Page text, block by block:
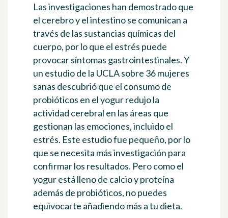
Las investigaciones han demostrado que
el cerebro y el intestino se comunican a
través de las sustancias químicas del
cuerpo, por lo que el estrés puede
provocar síntomas gastrointestinales. Y
un estudio de la UCLA sobre 36 mujeres
sanas descubrió que el consumo de
probióticos en el yogur redujo la
actividad cerebral en las áreas que
gestionan las emociones, incluido el
estrés. Este estudio fue pequeño, por lo
que se necesita más investigación para
confirmar los resultados. Pero como el
yogur está lleno de calcio y proteína
además de probióticos, no puedes
equivocarte añadiendo más a tu dieta.